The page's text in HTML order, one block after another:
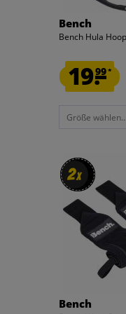
Bench
Bench Hula
19.99*
Größe wählen...
2x
2x
Bench